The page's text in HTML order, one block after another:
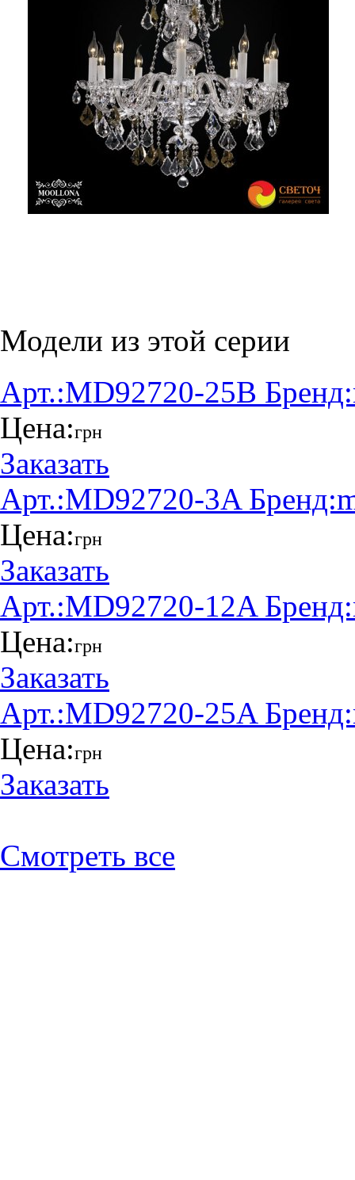
Модели из этой серии
Арт.:MD92720-25B Бренд:
Цена:грн
Заказать
Арт.:MD92720-3A Бренд:
Цена:грн
Заказать
Арт.:MD92720-12A Бренд:
Цена:грн
Заказать
Арт.:MD92720-25A Бренд:
Цена:грн
Заказать
Смотреть все